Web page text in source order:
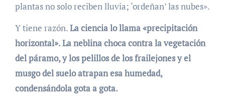
plantas no solo reciben lluvia; ‘ordeñan’ las nubes».
Y tiene razón.La ciencia lo llama «precipitación
horizontal». La neblina choca contra la vegetación
del páramo, y los pelillos de los frailejones y el
musgo del suelo atrapan esa humedad,
condensándola gota a gota.